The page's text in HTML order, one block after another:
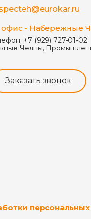
specteh@eurokar.ru
офис - Набережные
+7 (929) 727-01-02
Челны,
Заказать звонок